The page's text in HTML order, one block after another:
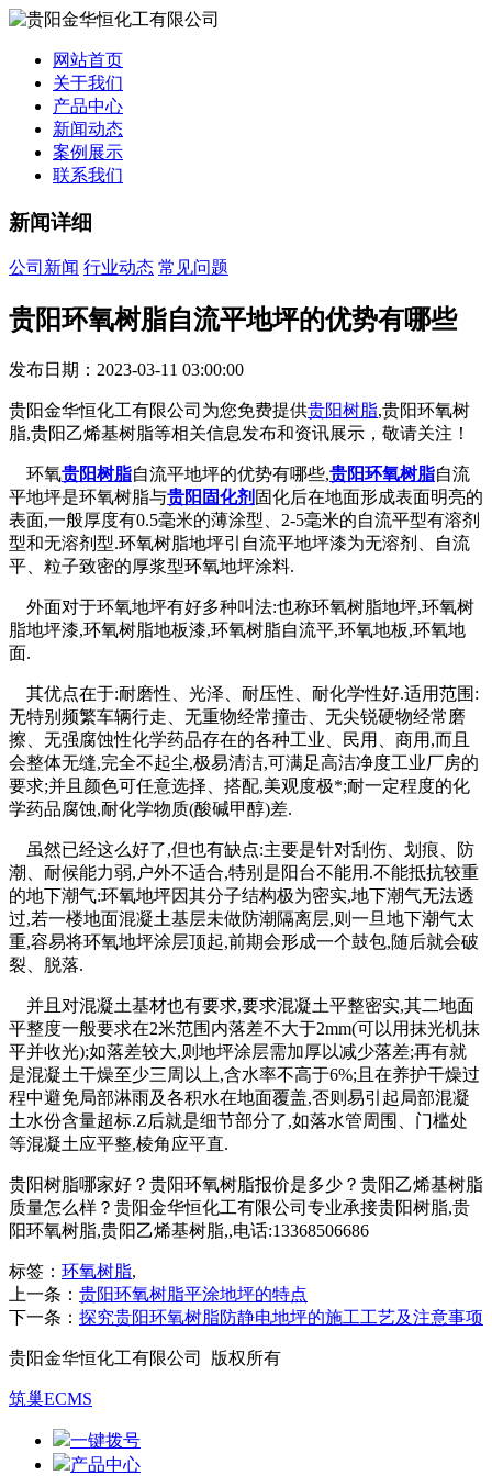
网站首页
关于我们
产品中心
新闻动态
案例展示
联系我们
新闻详细
公司新闻 行业动态 常见问题
贵阳环氧树脂自流平地坪的优势有哪些
发布日期：2023-03-11 03:00:00
贵阳金华恒化工有限公司为您免费提供贵阳树脂,贵阳环氧树
脂,贵阳乙烯基树脂等相关信息发布和资讯展示，敬请关注！
环氧贵阳树脂自流平地坪的优势有哪些,贵阳环氧树脂自流
平地坪是环氧树脂与贵阳固化剂 固化后在地面形成表面明亮的
表面,一般厚度有0.5毫米的薄涂型、2-5毫米的自流平型有溶剂
型和无溶剂型.环氧树脂地坪引自流平地坪漆为无溶剂、自流
平、粒子致密的厚浆型环氧地坪涂料.
外面对于环氧地坪有好多种叫法:也称环氧树脂地坪,环氧树
脂地坪漆,环氧树脂地板漆,环氧树脂自流平,环氧地板,环氧地
面.
其优点在于:耐磨性、光泽、耐压性、耐化学性好.适用范围:
无特别频繁车辆行走、无重物经常撞击、无尖锐硬物经常磨
擦、无强腐蚀性化学药品存在的各种工业、民用、商用,而且
会整体无缝,完全不起尘,极易清洁,可满足高洁净度工业厂房的
要求;并且颜色可任意选择、搭配,美观度极*;耐一定程度的化
学药品腐蚀,耐化学物质(酸碱甲醇)差.
虽然已经这么好了,但也有缺点:主要是针对刮伤、划痕、防
潮、耐候能力弱,户外不适合,特别是阳台不能用.不能抵抗较重
的地下潮气:环氧地坪因其分子结构极为密实,地下潮气无法透
过,若一楼地面混凝土基层未做防潮隔离层,则一旦地下潮气太
重,容易将环氧地坪涂层顶起,前期会形成一个鼓包,随后就会破
裂、脱落.
并且对混凝土基材也有要求,要求混凝土平整密实,其二地面
平整度一般要求在2米范围内落差不大于2mm(可以用抹光机抹
平并收光);如落差较大,则地坪涂层需加厚以减少落差;再有就
是混凝土干燥至少三周以上,含水率不高于6%;且在养护干燥过
程中避免局部淋雨及各积水在地面覆盖,否则易引起局部混凝
土水份含量超标.Z后就是细节部分了,如落水管周围、门槛处
等混凝土应平整,棱角应平直.
贵阳树脂哪家好？贵阳环氧树脂报价是多少？贵阳乙烯基树脂
质量怎么样？贵阳金华恒化工有限公司专业承接贵阳树脂,贵
阳环氧树脂,贵阳乙烯基树脂,,电话:13368506686
标签： 环氧树脂,
上一条： 贵阳环氧树脂平涂地坪的特点
下一条： 探究贵阳环氧树脂防静电地坪的施工工艺及注意事项
贵阳金华恒化工有限公司 版权所有
筑巢ECMS
一键拨号
产品中心